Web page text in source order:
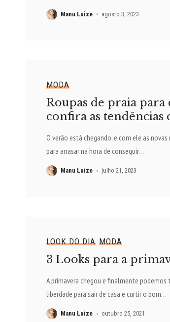
Manu Luize agosto 3, 2023
MODA
Roupas de praia para
confira as tendências
O verão está chegando, e com ele as novas
para arrasar na hora de conseguir…
Manu Luize julho 21, 2023
LOOK DO DIA MODA
3 Looks para a
A primavera chegou e finalmente podemos
liberdade para sair de casa e curtir o bom…
Manu Luize outubro 25, 2021